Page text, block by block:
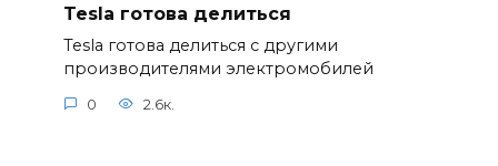
Tesla готова делиться
Tesla готова делиться с другими
производителями электромобилей
0 2.6к.